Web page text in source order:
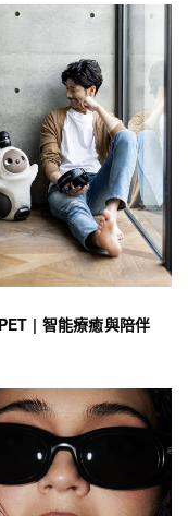
| 智能療癒與陪伴